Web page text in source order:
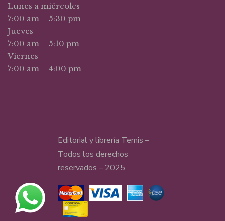
Lunes a miércoles
7:00 am – 5:30 pm
Jueves
7:00 am – 5:10 pm
Viernes
7:00 am – 4:00 pm
Editorial y librería Temis –
Todos los derechos
reservados – 2025